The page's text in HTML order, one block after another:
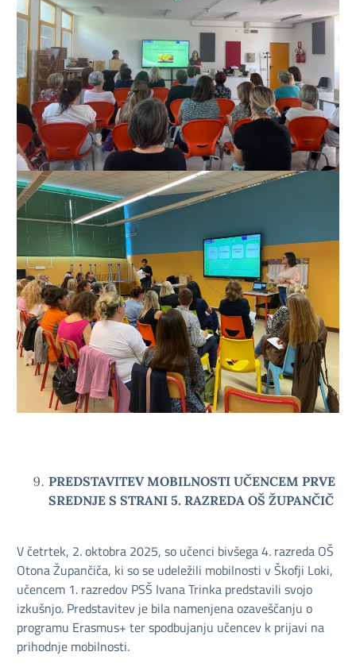
PREDSTAVITEV MOBILNOSTI UČENCEM PRVE
SREDNJE S STRANI 5. RAZREDA OŠ ŽUPANČIČ
V četrtek, 2. oktobra 2025, so učenci bivšega 4. razreda OŠ
Otona Župančiča, ki so se udeležili mobilnosti v Škofji Loki,
učencem 1. razredov PSŠ Ivana Trinka predstavili svojo
izkušnjo. Predstavitev je bila namenjena ozaveščanju o
programu Erasmus+ ter spodbujanju učencev k prijavi na
prihodnje mobilnosti.